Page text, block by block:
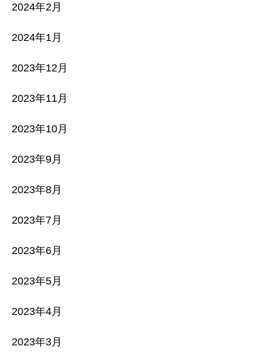
2024年2月
2024年1月
2023年12月
2023年11月
2023年10月
2023年9月
2023年8月
2023年7月
2023年6月
2023年5月
2023年4月
2023年3月